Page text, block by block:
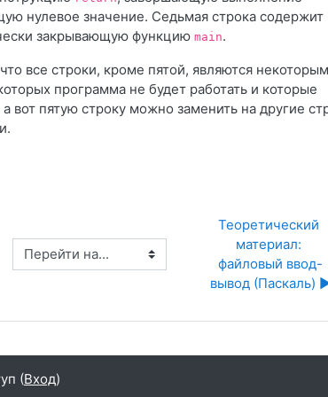
нулевое значение. Седьмая строка содержит
закрывающую функцию main.
все строки, кроме пятой, являются некоторым
программа не будет работать и которые
вот пятую строку можно заменить на другие
на...
Теоретический
материал:
файловый ввод-
вывод (Паскаль)
(Вход)